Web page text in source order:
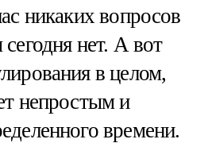
никаких вопросов
нет. А вот
в целом,
непростым и
времени.